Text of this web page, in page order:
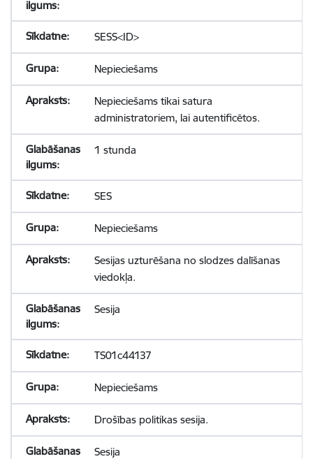
SESS<ID>
Nepieciešams
Nepieciešams tikai satura
administratoriem, lai autentificētos.
1 stunda
SES
Nepieciešams
Sesijas uzturēšana no slodzes dalīšanas
viedokļa.
Sesija
TS01c44137
Nepieciešams
Drošības politikas sesija.
Sesija